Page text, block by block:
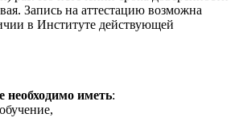
Запись на аттестацию возможна
в Институте действующей
необходимо иметь: